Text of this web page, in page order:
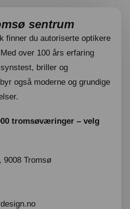
sentrum
finner du autoriserte optikere
over 100 års erfaring
briller og
også moderne og grundige
tromsøværinger – velg
9008 Tromsø